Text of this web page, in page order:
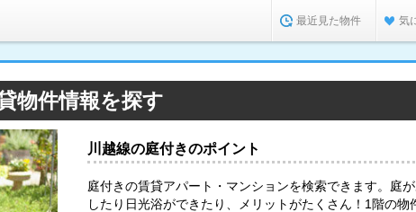
最近見た物件 気
物件情報を探す
川越線の庭付きのポイント
庭付きの賃貸アパート・マンションを検索できます。庭
したり日光浴ができたり、メリットがたくさん！1階の